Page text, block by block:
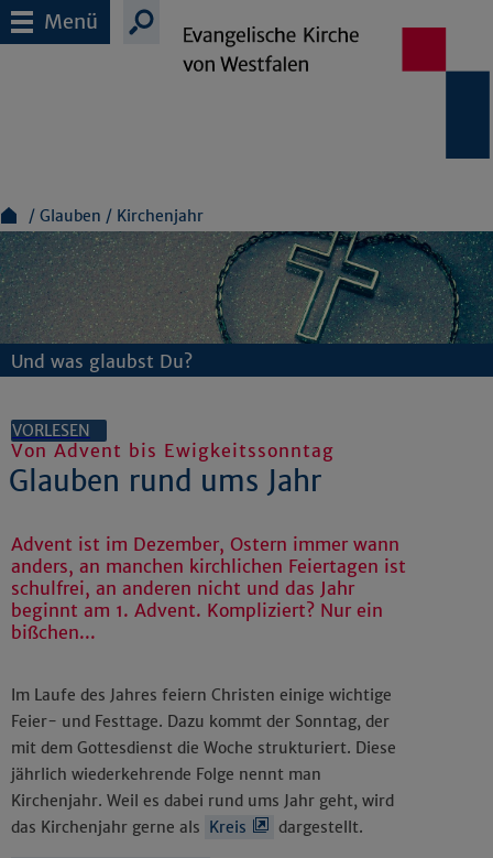
Menü
Glauben Kirchenjahr
Und was glaubst Du?
VORLESEN
Von Advent bis Ewigkeitssonntag
Glauben rund ums Jahr
Advent ist im Dezember, Ostern immer wann
anders, an manchen kirchlichen Feiertagen ist
schulfrei, an anderen nicht und das Jahr
beginnt am 1. Advent. Kompliziert? Nur ein
bißchen...
Im Laufe des Jahres feiern Christen einige wichtige
Feier- und Festtage. Dazu kommt der Sonntag, der
mit dem Gottesdienst die Woche strukturiert. Diese
jährlich wiederkehrende Folge nennt man
Kirchenjahr. Weil es dabei rund ums Jahr geht, wird
das Kirchenjahr gerne als Kreis dargestellt.